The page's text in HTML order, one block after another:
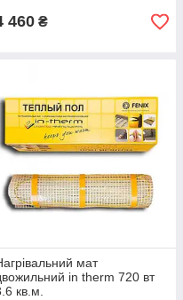
460 ₴
мат
in therm 720 вт
кв.м.